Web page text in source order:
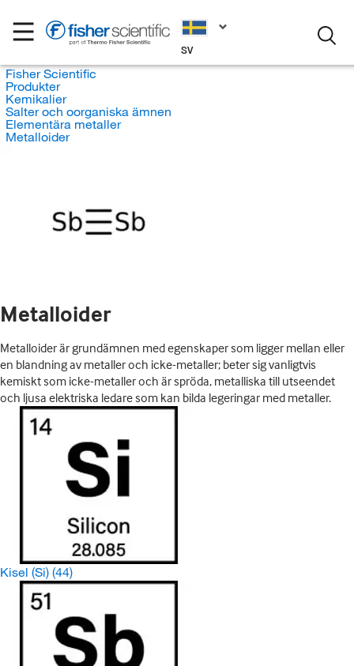
SV
Fisher Scientific
Produkter
Kemikalier
Salter och oorganiska ämnen
Elementära metaller
Metalloider
Metalloider
Metalloider är grundämnen med egenskaper som ligger mellan eller
en blandning av metaller och icke-metaller; beter sig vanligtvis
kemiskt som icke-metaller och är spröda, metalliska till utseendet
och ljusa elektriska ledare som kan bilda legeringar med metaller.
Kisel (Si) (44)